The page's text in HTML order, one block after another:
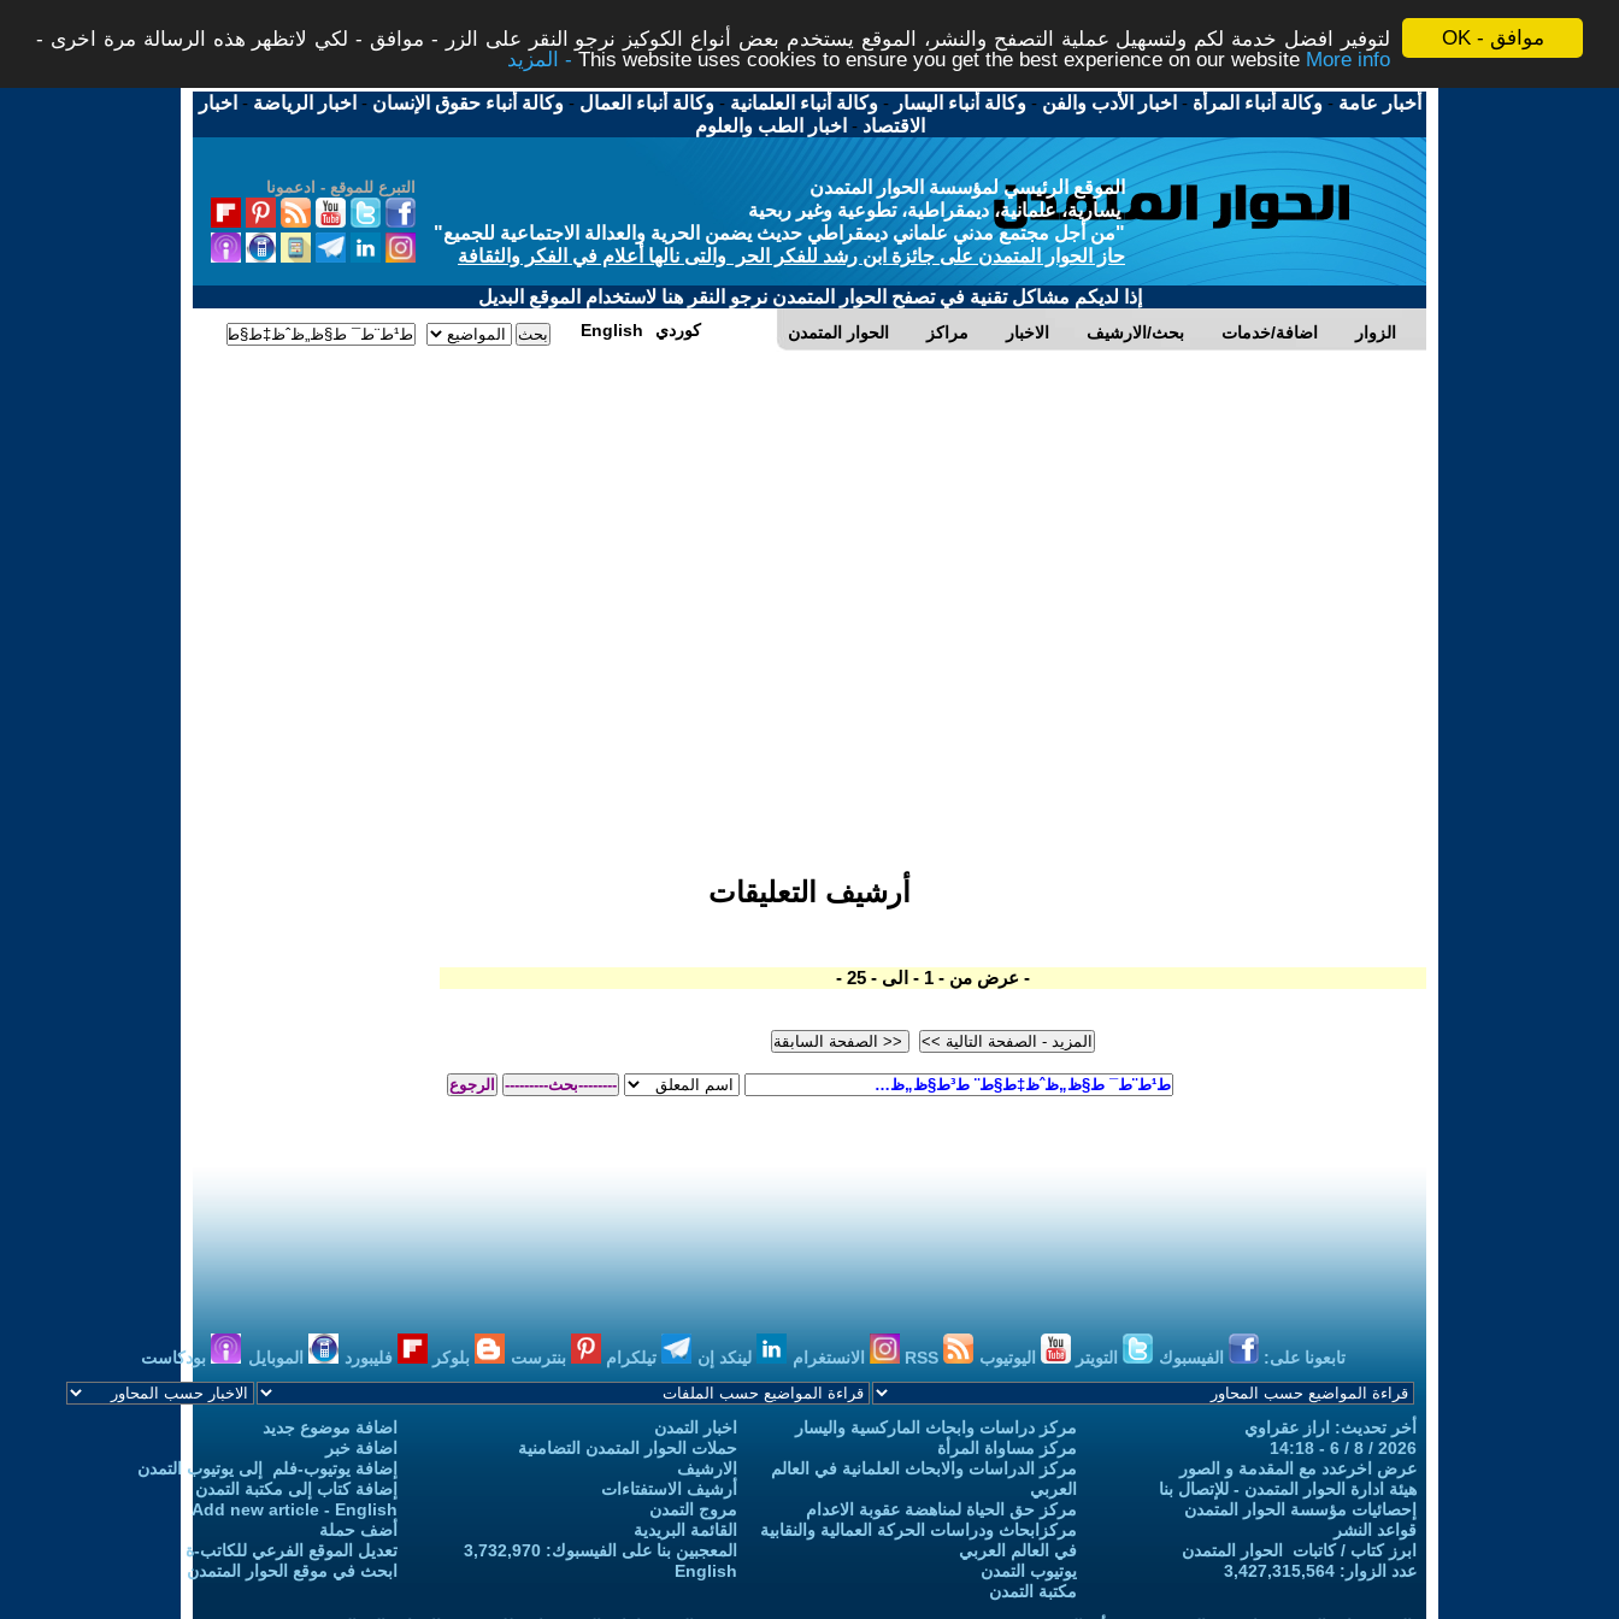
موافق - OK
لتوفير افضل خدمة لكم ولتسهيل عملية التصفح والنشر، الموقع يستخدم بعض أنواع الكوكيز نرجو النقر على الزر - موافق - لكي لاتظهر هذه الرسالة مرة اخرى -
This website uses cookies to ensure you get the best experience on our website More info - المزيد
أخبار عامة -وكالة أنباء المرأة - اخبار الأدب والفن -وكالة أنباء اليسار -وكالة أنباء العلمانية -وكالة أنباء العمال -وكالة أنباء حقوق الإنسان - اخبار الرياضة - اخبار
الاقتصاد - اخبار الطب والعلوم
التبرع للموقع - ادعمونا
الموقع الرئيسي لمؤسسة الحوار المتمدن
يسارية، علمانية، ديمقراطية، تطوعية وغير ربحية
"من أجل مجتمع مدني علماني ديمقراطي حديث يضمن الحرية والعدالة الاجتماعية للجميع"
حاز الحوار المتمدن على جائزة ابن رشد للفكر الحر والتى نالها أعلام في الفكر والثقافة
إذا لديكم مشاكل تقنية في تصفح الحوار المتمدن نرجو النقر هنا لاستخدام الموقع البديل
الحوار المتمدن مراكز الاخبار بحث/الارشيف اضافة/خدمات الزوار English كوردي
أرشيف التعليقات
- عرض من - 1 - الى - 25 -
تابعونا على: الفيسبوك التويتر اليوتيوب الانستغرام لينكد إن تيلكرام بنترست بلوكر فليبورد الموبايل بودكاست
أخر تحديث: اراز عقراوي
2026 / 8 / 6 - 14:18
عرض اخرعدد مع المقدمة و الصور
هيئة ادارة الحوار المتمدن - للإتصال بنا
إحصائيات مؤسسة الحوار المتمدن
قواعد النشر
ابرز كتاب / كاتبات الحوار المتمدن
عدد الزوار: 3,427,315,564
مركز دراسات وابحاث الماركسية واليسار
مركز مساواة المرأة
مركز الدراسات والابحاث العلمانية في العالم
العربي
مركز حق الحياة لمناهضة عقوبة الاعدام
مركزابحاث ودراسات الحركة العمالية والنقابية
في العالم العربي
يوتيوب التمدن
مكتبة التمدن
اخبار التمدن
حملات الحوار المتمدن التضامنية
الارشيف
أرشيف الاستفتاءات
مروج التمدن
القائمة البريدية
المعجبين بنا على الفيسبوك: 3,732,970
English
اضافة موضوع جديد
اضافة خبر
إضافة يوتيوب-فلم إلى يوتيوب التمدن
إضافة كتاب إلى مكتبة التمدن
Add new article - English
أضف حملة
تعديل الموقع الفرعي للكاتب-ة
ابحث في موقع الحوار المتمدن